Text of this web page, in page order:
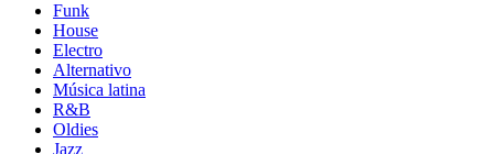
Funk
House
Electro
Alternativo
Música latina
R&B
Oldies
Jazz